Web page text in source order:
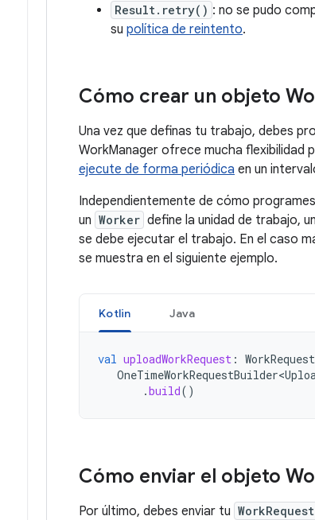
Result.retry() : no se pudo
su política de reintento.
Cómo crear un objeto
Una vez que definas tu trabajo, debes
WorkManager ofrece mucha flexibilidad
ejecute de forma periódica en un
Independientemente de cómo
un Worker define la unidad de trabajo,
se debe ejecutar el trabajo. En el caso
se muestra en el siguiente ejemplo.
Kotlin Java
val uploadWorkRequest : WorkRequest
.build()
Cómo enviar el objeto
Por último, debes enviar tu WorkRequest